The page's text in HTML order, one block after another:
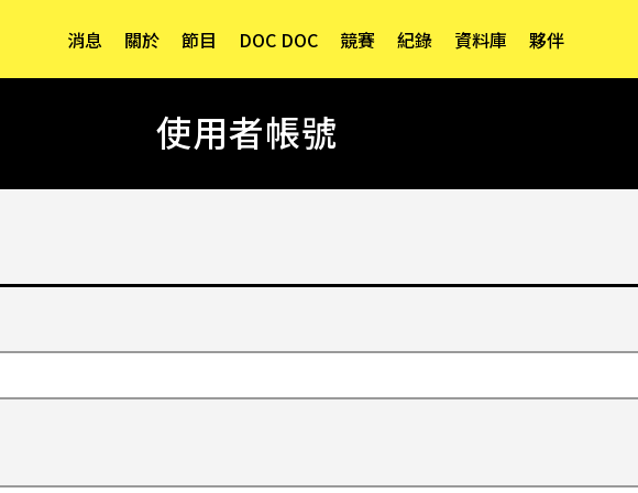
消息 關於 節目 DOC DOC 競賽 紀錄 資料庫 夥伴
使用者帳號